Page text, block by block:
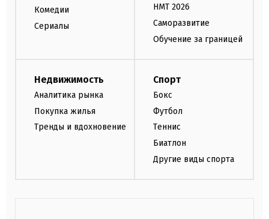
Комедии
Сериалы
НМТ 2026
Саморазвитие
Обучение за границей
Недвижимость
Аналитика рынка
Покупка жилья
Тренды и вдохновение
Спорт
Бокс
Футбол
Теннис
Биатлон
Другие виды спорта